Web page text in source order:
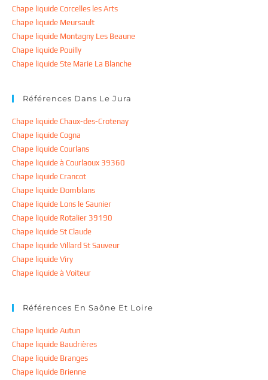
Chape liquide Corcelles les Arts
Chape liquide Meursault
Chape liquide Montagny Les Beaune
Chape liquide Pouilly
Chape liquide Ste Marie La Blanche
Références Dans Le Jura
Chape liquide Chaux-des-Crotenay
Chape liquide Cogna
Chape liquide Courlans
Chape liquide à Courlaoux 39360
Chape liquide Crancot
Chape liquide Domblans
Chape liquide Lons le Saunier
Chape liquide Rotalier 39190
Chape liquide St Claude
Chape liquide Villard St Sauveur
Chape liquide Viry
Chape liquide à Voiteur
Références En Saône Et Loire
Chape liquide Autun
Chape liquide Baudrières
Chape liquide Branges
Chape liquide Brienne